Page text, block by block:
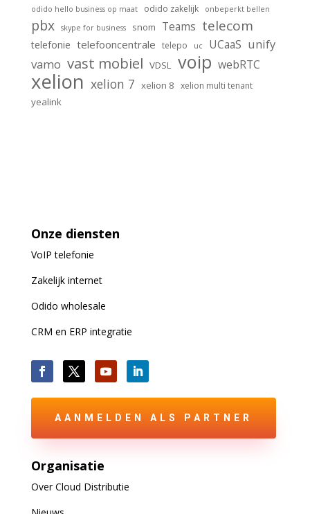
odido hello business op maat odido zakelijk onbeperkt bellen
pbx skype for business snom Teams telecom
telefonie telefooncentrale telepo uc UCaaS unify
vamo vast mobiel VDSL voip webRTC
xelion xelion 7 xelion 8 xelion multi tenant
yealink
Onze diensten
VoIPtelefonie
Zakelijk internet
Odido wholesale
CRM en ERP integratie
AANMELDEN ALS PARTNER
Organisatie
Over Cloud Distributie